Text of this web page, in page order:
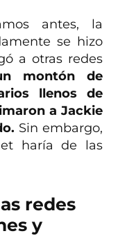
antes, la
se hizo
a otras redes
montón de
llenos de
a Jackie
Sin embargo,
haría de las
redes
y